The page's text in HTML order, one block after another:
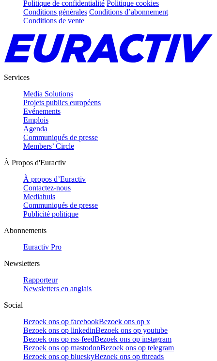
Politique de confidentialité Politique cookies
Conditions générales Conditions d’abonnement
Conditions de vente
Services
Media Solutions
Projets publics européens
Evénements
Emplois
Agenda
Communiqués de presse
Members’ Circle
À Propos d'Euractiv
À propos d’Euractiv
Contactez-nous
Mediahuis
Communiqués de presse
Publicité politique
Abonnements
Euractiv Pro
Newsletters
Rapporteur
Newsletters en anglais
Social
Bezoek ons op facebookBezoek ons op x
Bezoek ons op linkedinBezoek ons op youtube
Bezoek ons op rss-feedBezoek ons op instagram
Bezoek ons op mastodonBezoek ons op telegram
Bezoek ons op blueskyBezoek ons op threads